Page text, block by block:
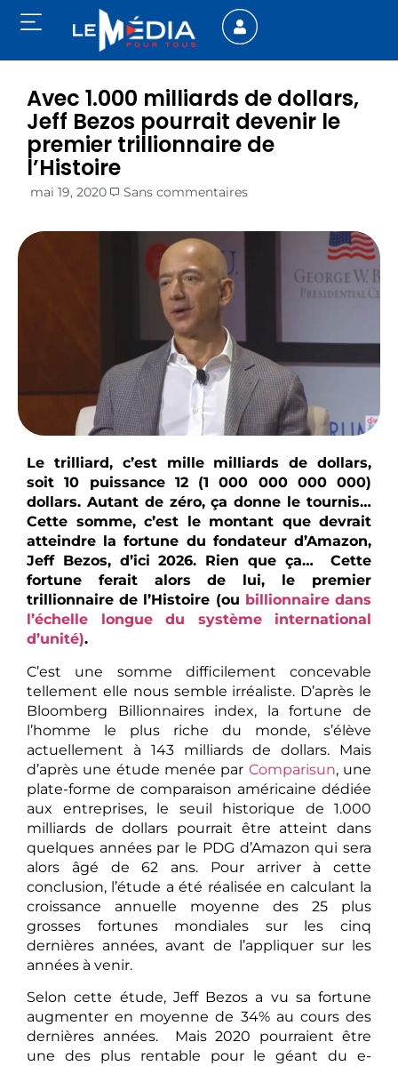
Avec 1.000 milliards de dollars,
Jeff Bezos pourrait devenir le
premier trillionnaire de
l’Histoire
mai 19, 2020 Sans commentaires
Le trilliard, c’est mille milliards de dollars,
soit 10 puissance 12 (1 000 000 000 000)
dollars. Autant de zéro, ça donne le tournis…
Cette somme, c’est le montant que devrait
atteindre la fortune du fondateur d’Amazon,
Jeff Bezos, d’ici 2026. Rien que ça… Cette
fortune ferait alors de lui, le premier
trillionnaire de l’Histoire (ou billionnaire dans
l’échelle longue du système international
d’unité).
C’est une somme difficilement concevable
tellement elle nous semble irréaliste. D’après le
Bloomberg Billionnaires index, la fortune de
l’homme le plus riche du monde, s’élève
actuellement à 143 milliards de dollars. Mais
d’après une étude menée par Comparisun, une
plate-forme de comparaison américaine dédiée
aux entreprises, le seuil historique de 1.000
milliards de dollars pourrait être atteint dans
quelques années par le PDG d’Amazon qui sera
alors âgé de 62 ans. Pour arriver à cette
conclusion, l’étude a été réalisée en calculant la
croissance annuelle moyenne des 25 plus
grosses fortunes mondiales sur les cinq
dernières années, avant de l’appliquer sur les
années à venir.
Selon cette étude, Jeff Bezos a vu sa fortune
augmenter en moyenne de 34% au cours des
dernières années. Mais 2020 pourraient être
une des plus rentable pour le géant du e-